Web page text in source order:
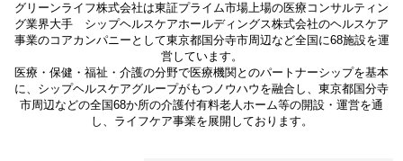
グリーンライフ株式会社は東証プライム市場上場の医療コンサルティン
グ業界大手 シップヘルスケアホールディングス株式会社のヘルスケア
事業のコアカンパニーとして東京都国分寺市周辺など全国に68施設を運
営しています。
医療・保健・福祉・介護の分野で医療機関とのパートナーシップを基本
に、シップヘルスケアグループがもつノウハウを融合し、東京都国分寺
市周辺などの全国68か所の介護付有料老人ホーム等の開設・運営を通
し、ライフケア事業を展開しております。